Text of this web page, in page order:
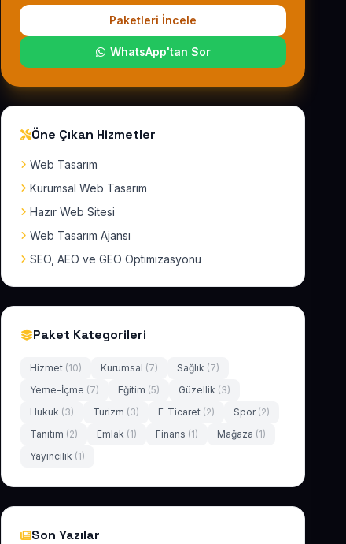
Paketleri İncele
WhatsApp'tan Sor
Öne Çıkan Hizmetler
Web Tasarım
Kurumsal Web Tasarım
Hazır Web Sitesi
Web Tasarım Ajansı
SEO, AEO ve GEO Optimizasyonu
Paket Kategorileri
Hizmet (10) Kurumsal (7) Sağlık (7)
Yeme-İçme (7) Eğitim (5) Güzellik (3)
Hukuk (3) Turizm (3) E-Ticaret (2) Spor (2)
Tanıtım (2) Emlak (1) Finans (1) Mağaza (1)
Yayıncılık (1)
Son Yazılar